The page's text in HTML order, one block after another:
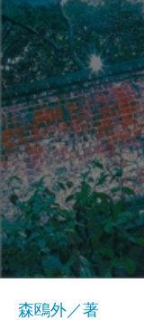
森鴎外／著